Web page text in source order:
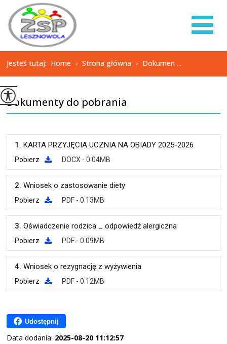
Jesteś tutaj: Home > Strona główna > Dokumen ...
Dokumenty do pobrania
1.KARTA PRZYJĘCIA UCZNIA NA OBIADY 2025-2026
Pobierz DOCX - 0.04MB
2.Wniosek o zastosowanie diety
Pobierz PDF - 0.13MB
3.Oświadczenie rodzica _ odpowiedź alergiczna
Pobierz PDF - 0.09MB
4.Wniosek o rezygnację z wyżywienia
Pobierz PDF - 0.12MB
Udostępnij
Data dodania: 2025-08-20 11:12:57